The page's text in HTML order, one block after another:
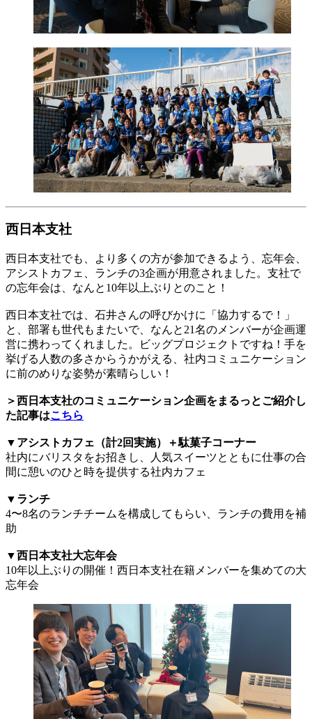
西日本支社
西日本支社でも、より多くの方が参加できるよう、忘年会、
アシストカフェ、ランチの3企画が用意されました。支社で
の忘年会は、なんと10年以上ぶりとのこと！
西日本支社では、石井さんの呼びかけに「協力するで！」
と、部署も世代もまたいで、なんと21名のメンバーが企画運
営に携わってくれました。ビッグプロジェクトですね！手を
挙げる人数の多さからうかがえる、社内コミュニケーション
に前のめりな姿勢が素晴らしい！
＞西日本支社のコミュニケーション企画をまるっとご紹介し
た記事はこちら
▼アシストカフェ（計2回実施）＋駄菓子コーナー
社内にバリスタをお招きし、人気スイーツとともに仕事の合
間に憩いのひと時を提供する社内カフェ
▼ランチ
4〜8名のランチチームを構成してもらい、ランチの費用を補
助
▼西日本支社大忘年会
10年以上ぶりの開催！西日本支社在籍メンバーを集めての大
忘年会